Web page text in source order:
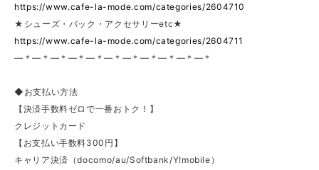
https://www.cafe-la-mode.com/categories/2604710
★シューズ・バック・アクセサリーetc★
https://www.cafe-la-mode.com/categories/2604711
—＊—＊—＊—＊—＊—＊—＊—＊—＊—＊—＊
◆お支払い方法
【決済手数料ゼロで一番おトク！】
クレジットカード
【お支払い手数料300円】
キャリア決済（docomo/au/Softbank/Y!mobile）